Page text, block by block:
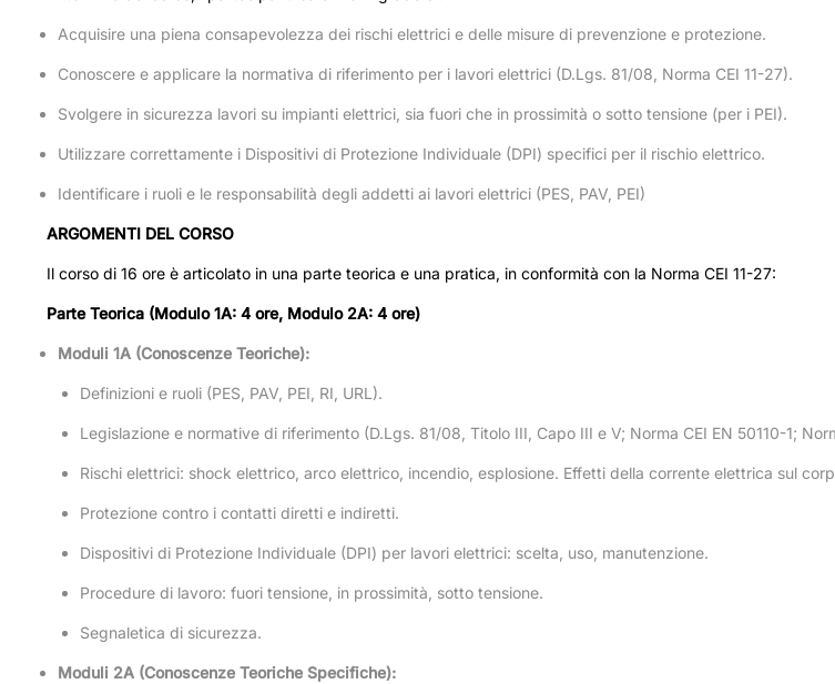
Acquisire una piena consapevolezza dei rischi elettrici e delle misure di prevenzione e protezione.
Conoscere e applicare la normativa di riferimento per i lavori elettrici (D.Lgs. 81/08, Norma CEI 11-27).
Svolgere in sicurezza lavori su impianti elettrici, sia fuori che in prossimità o sotto tensione (per i PEI).
Utilizzare correttamente i Dispositivi di Protezione Individuale (DPI) specifici per il rischio elettrico.
Identificare i ruoli e le responsabilità degli addetti ai lavori elettrici (PES, PAV, PEI)
ARGOMENTI DEL CORSO
Il corso di 16 ore è articolato in una parte teorica e una pratica, in conformità con la Norma CEI 11-27:
Parte Teorica (Modulo 1A: 4 ore, Modulo 2A: 4 ore)
Moduli 1A (Conoscenze Teoriche):
Definizioni e ruoli (PES, PAV, PEI, RI, URL).
Legislazione e normative di riferimento (D.Lgs. 81/08, Titolo III, Capo III e V; Norma CEI EN 50110-1;
Rischi elettrici: shock elettrico, arco elettrico, incendio, esplosione. Effetti della corrente elettrica sul
Protezione contro i contatti diretti e indiretti.
Dispositivi di Protezione Individuale (DPI) per lavori elettrici: scelta, uso, manutenzione.
Procedure di lavoro: fuori tensione, in prossimità, sotto tensione.
Segnaletica di sicurezza.
Moduli 2A (Conoscenze Teoriche Specifiche):